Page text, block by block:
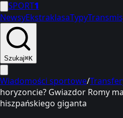
SPORT1
NewsyEkstraklasaTypy
Szukaj⌘K
Wiadomości sportowe/
horyzoncie? Gwiazdor Romy
hiszpańskiego giganta